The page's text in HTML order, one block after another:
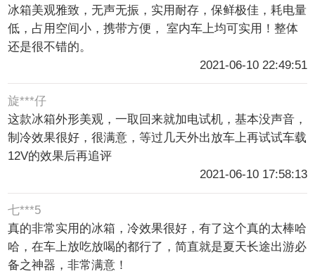
冰箱美观雅致，无声无振，实用耐存，保鲜极佳，耗电量
低，占用空间小，携带方便， 室内车上均可实用！整体
还是很不错的。
2021-06-10 22:49:51
旋***仔
这款冰箱外形美观，一取回来就加电试机，基本没声音，
制冷效果很好，很满意，等过几天外出放车上再试试车载
12V的效果后再追评
2021-06-10 17:58:13
七***5
真的非常实用的冰箱，冷效果很好，有了这个真的太棒哈
哈，在车上放吃放喝的都行了，简直就是夏天长途出游必
备之神器，非常满意！